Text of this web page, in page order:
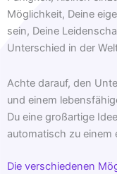
Möglichkeit, Deine
sein, Deine
Unterschied in der
Achte darauf, den
und einem
Du eine großartige
automatisch zu
Die verschiedenen